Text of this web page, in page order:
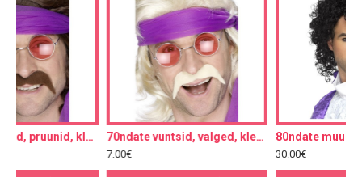
70ndate vuntsid, pruunid, kleebitav 70ndate vuntsid, valged, kleebitav